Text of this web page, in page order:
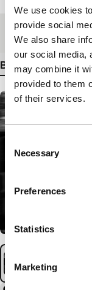
We use cookies
provide social
We also share
our social media,
may combine it
provided to them
of their services.
Selection
Necessary
Preferences
Statistics
Marketing
Medium/Formaat
Bekijk meer details